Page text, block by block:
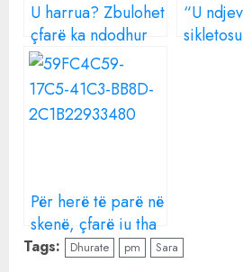
U harrua? Zbulohet
çfarë ka ndodhur
me emisionin që
Top Channel i bëri
dhuratë Einxhelit
“U
Për herë të parë në
skenë, çfarë iu tha
Sara Hoxhës: Nëse
Tags: Dhurate pm Sara